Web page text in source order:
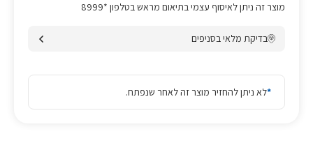
מוצר זה ניתן לאיסוף עצמי בתיאום מראש בטלפון *8999
בדיקת מלאי בסניפים
*לא ניתן להחזיר מוצר זה לאחר שנפתח.